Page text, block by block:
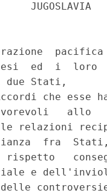
JUGOSLAVIA
ed  i  loro
due Stati,
che esse
allo
relazioni
fra
e